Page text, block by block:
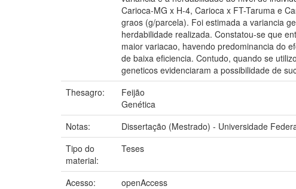
Carioca-MG x H-4, Carioca x FT-Taruma e
graos (g/parcela). Foi estimada a variancia
herdabilidade realizada. Constatou-se que
maior variacao, havendo predominancia do
de baixa eficiencia. Contudo, quando se
geneticos evidenciaram a possibilidade de
Thesagro:
Feijão
Genética
Notas:
Dissertação (Mestrado) - Universidade
Tipo do
material:
Teses
Acesso:
openAccess